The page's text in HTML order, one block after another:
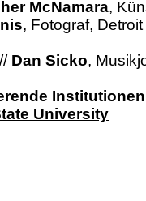
McNamara,
, Fotograf, Detroit
Dan Sicko,
Institutionen
University